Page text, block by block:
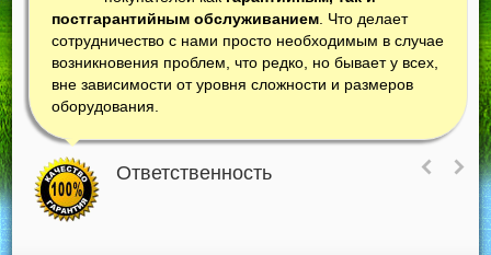
постгарантийным обслуживанием . Что делает
сотрудничество с нами просто необходимым в случае
возникновения проблем, что редко, но бывает у всех,
вне зависимости от уровня сложности и размеров
оборудования.
Ответственность